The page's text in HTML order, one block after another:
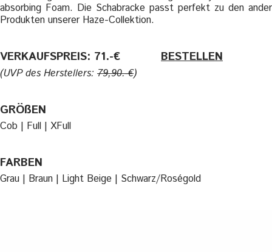
absorbing Foam. Die Schabracke passt perfekt zu den
Produkten unserer Haze-Collektion.
VERKAUFSPREIS: 71.-€ BESTELLEN
(UVP des Herstellers: 79,90.-€)
GRÖßEN
Cob | Full | XFull
FARBEN
Grau | Braun | Light Beige | Schwarz/Roségold